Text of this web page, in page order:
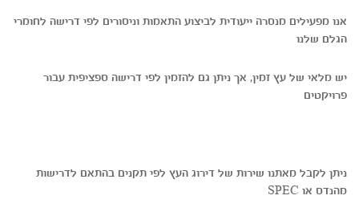
אנו מפעילים מנסרה ייעודית לביצוע התאמות וניסורים לפי דרישה לחומרי
הגלם שלנו
יש מלאי של עץ זמין, אך ניתן גם להזמין לפי דרישה ספציפית עבור
פרויקטים
ניתן לקבל מאתנו שירות של דירוג העץ לפי תקנים בהתאם לדרישות
מהנדס או SPEC